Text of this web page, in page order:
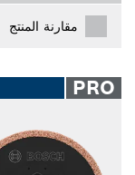
مقارنة المنتج
PRO